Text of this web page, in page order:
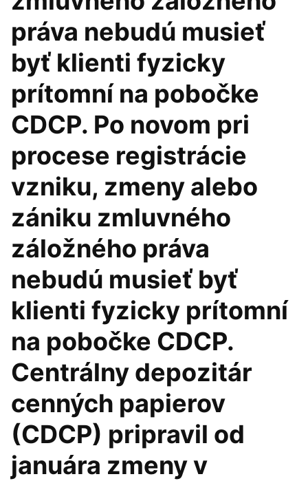
práva nebudú musieť
byť klienti fyzicky
prítomní na pobočke
CDCP. Po novom pri
procese registrácie
vzniku, zmeny alebo
zániku zmluvného
záložného práva
nebudú musieť byť
klienti fyzicky prítomní
na pobočke CDCP.
Centrálny depozitár
cenných papierov
(CDCP) pripravil od
januára zmeny v